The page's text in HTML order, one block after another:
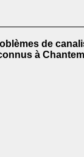
de
à